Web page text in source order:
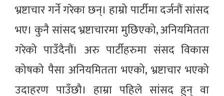
भ्रष्टाचार गर्ने गरेका छन्। हाम्रो पार्टीमा दर्जनौं सांसद
भए। कुनै सांसद भ्रष्टाचारमा मुछिएको, अनियमितता
गरेको पाउँदैनौं। अरु पार्टीहरुमा संसद विकास
कोषको पैसा अनियमितता भएको, भ्रष्टाचार भएको
उदाहरण पाउँछौ। हाम्रा पहिले सांसद हुन् वा